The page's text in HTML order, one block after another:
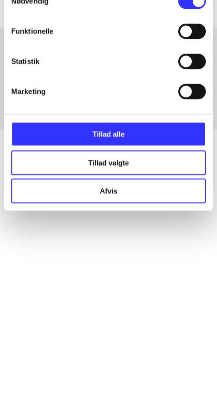
Funktionelle
Statistik
Marketing
Tillad alle
Tillad valgte
Afvis
Artikler med samme emner
Artikler
Alle registrerede artikler fordelt på udgivelser